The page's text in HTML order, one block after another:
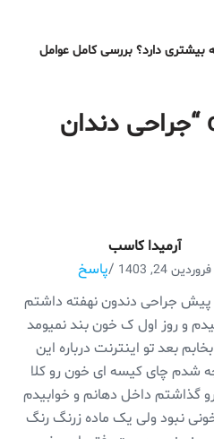
دارد؟ بررسی کامل عوامل
جراحی دندان
آرمیدا کاسب
فروردین 24, 1403 /پاسخ
روز پیش جراحی دندون نهفته داشتم
و روز اول ک خون بند نمیومد
بعد تو اینترنت درباره این
شدم چای کیسه ای خون رو کلا
گذاشتم داخل دهانم و خوابیدم
نبود ولی یک ماده زرنگ رنگ